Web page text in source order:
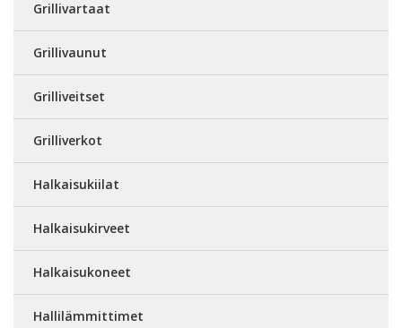
Grillivartaat
Grillivaunut
Grilliveitset
Grilliverkot
Halkaisukiilat
Halkaisukirveet
Halkaisukoneet
Hallilämmittimet